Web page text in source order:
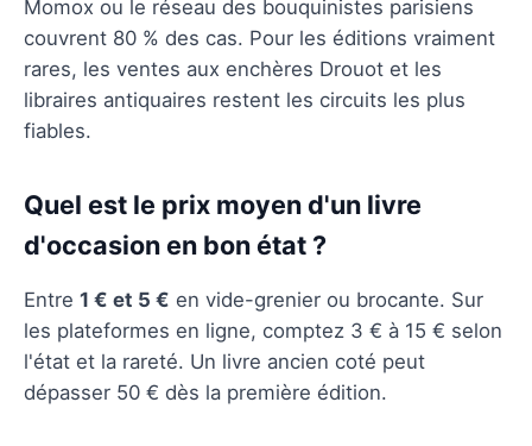
Momox ou le réseau des bouquinistes parisiens
couvrent 80 % des cas. Pour les éditions vraiment
rares, les ventes aux enchères Drouot et les
libraires antiquaires restent les circuits les plus
fiables.
Quel est le prix moyen d'un livre
d'occasion en bon état ?
Entre 1 € et 5 € en vide-grenier ou brocante. Sur
les plateformes en ligne, comptez 3 € à 15 € selon
l'état et la rareté. Un livre ancien coté peut
dépasser 50 € dès la première édition.